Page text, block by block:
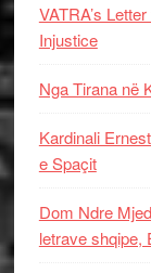
VATRA’s
Injustice
Nga Tirana në
Kardinali
e Spaçit
Dom Ndre
letrave shqipe,